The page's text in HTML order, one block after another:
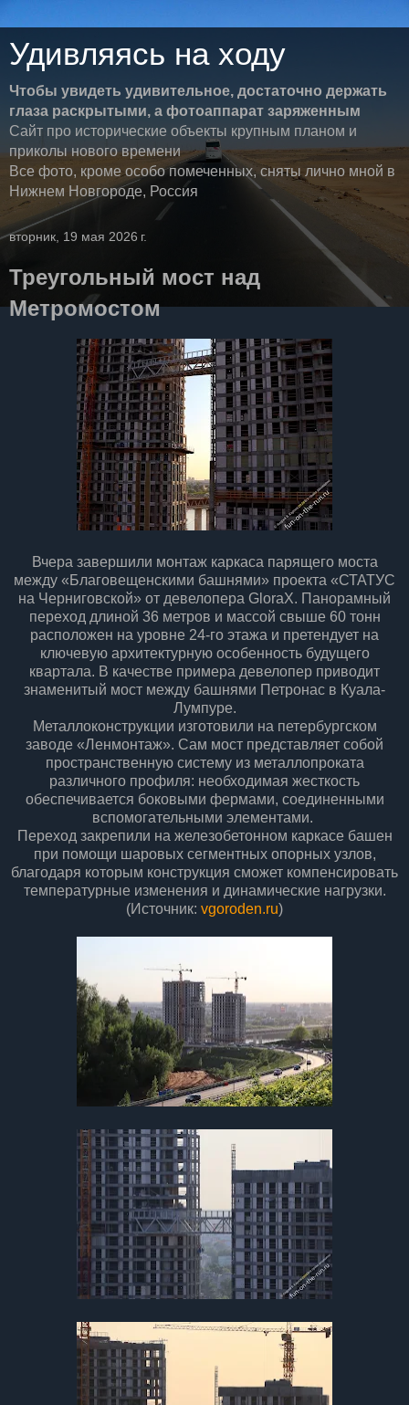
Удивляясь на ходу
Чтобы увидеть удивительное, достаточно держать
глаза раскрытыми, а фотоаппарат заряженным
Сайт про исторические объекты крупным планом и
приколы нового времени
Все фото, кроме особо помеченных, сняты лично мной в
Нижнем Новгороде, Россия
вторник, 19 мая 2026 г.
Треугольный мост над
Метромостом
Вчера завершили монтаж каркаса парящего моста
между «Благовещенскими башнями» проекта «СТАТУС
на Черниговской» от девелопера GloraX. Панорамный
переход длиной 36 метров и массой свыше 60 тонн
расположен на уровне 24-го этажа и претендует на
ключевую архитектурную особенность будущего
квартала. В качестве примера девелопер приводит
знаменитый мост между башнями Петронас в Куала-
Лумпуре.
Металлоконструкции изготовили на петербургском
заводе «Ленмонтаж». Сам мост представляет собой
пространственную систему из металлопроката
различного профиля: необходимая жесткость
обеспечивается боковыми фермами, соединенными
вспомогательными элементами.
Переход закрепили на железобетонном каркасе башен
при помощи шаровых сегментных опорных узлов,
благодаря которым конструкция сможет компенсировать
температурные изменения и динамические нагрузки.
(Источник: vgoroden.ru)